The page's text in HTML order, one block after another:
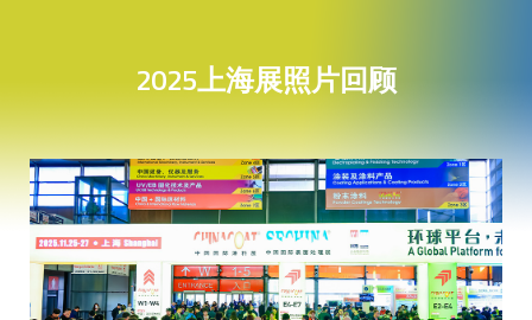
2025上海展照片回顾